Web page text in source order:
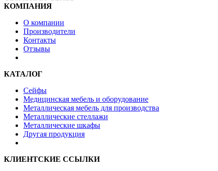
КОМПАНИЯ
О компании
Производители
Контакты
Отзывы
КАТАЛОГ
Сейфы
Медицинская мебель и оборудование
Металлическая мебель для производства
Металлические стеллажи
Металлические шкафы
Другая продукция
КЛИЕНТСКИЕ ССЫЛКИ